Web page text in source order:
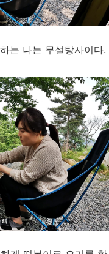
는 나는 무설탕사이다.